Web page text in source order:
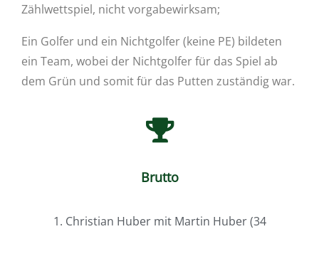
Zählwettspiel, nicht vorgabewirksam;
Ein Golfer und ein Nichtgolfer (keine PE) bildeten
ein Team, wobei der Nichtgolfer für das Spiel ab
dem Grün und somit für das Putten zuständig war.
Brutto
1. Christian Huber mit Martin Huber (34